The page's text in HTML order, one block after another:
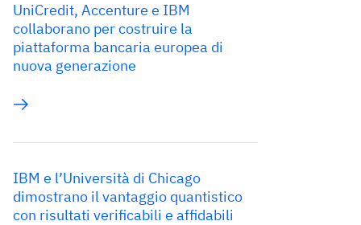
UniCredit, Accenture e IBM
collaborano per costruire la
piattaforma bancaria europea di
nuova generazione
IBM e l’Università di Chicago
dimostrano il vantaggio quantistico
con risultati verificabili e affidabili